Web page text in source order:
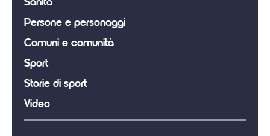
Sanità
Persone e personaggi
Comuni e comunità
Sport
Storie di sport
Video